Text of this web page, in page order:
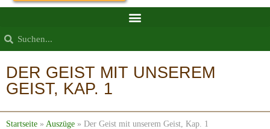
DER GEIST MIT UNSEREM
GEIST, KAP. 1
Startseite » Auszüge » Der Geist mit unserem Geist, Kap. 1